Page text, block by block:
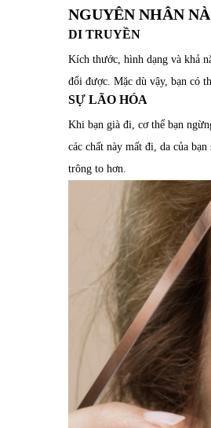
NGUYÊN NHÂN
DI TRUYỀN
Kích thước, hình dạng và khả
đổi được. Mặc dù vậy, bạn có
SỰ LÃO HÓA
Khi bạn già đi, cơ thể bạn
các chất này mất đi, da của
trông to hơn.